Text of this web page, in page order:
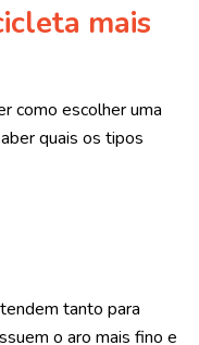
mais
como escolher uma
quais os tipos
tanto para
o aro mais fino e